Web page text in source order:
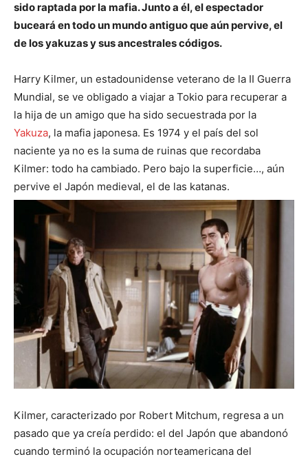
sido raptada por la mafia. Junto a él, el espectador
buceará en todo un mundo antiguo que aún pervive, el
de los yakuzas y sus ancestrales códigos.
Harry Kilmer, un estadounidense veterano de la II Guerra
Mundial, se ve obligado a viajar a Tokio para recuperar a
la hija de un amigo que ha sido secuestrada por la
Yakuza, la mafia japonesa. Es 1974 y el país del sol
naciente ya no es la suma de ruinas que recordaba
Kilmer: todo ha cambiado. Pero bajo la superficie…, aún
pervive el Japón medieval, el de las katanas.
Kilmer, caracterizado por Robert Mitchum, regresa a un
pasado que ya creía perdido: el del Japón que abandonó
cuando terminó la ocupación norteamericana del